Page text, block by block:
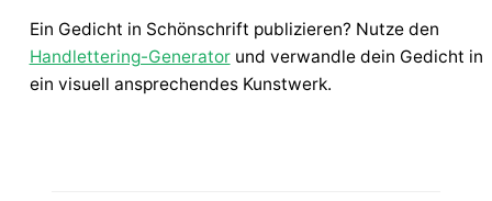
Ein Gedicht in Schönschrift publizieren? Nutze den
Handlettering-Generatorund verwandle dein Gedicht in
ein visuell ansprechendes Kunstwerk.